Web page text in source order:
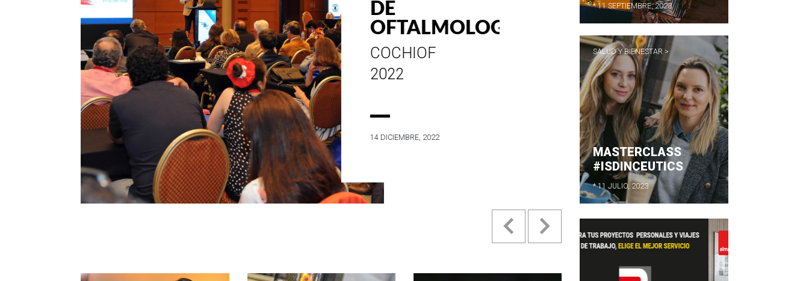
ESTILO E
HISTORIA
Previous Next
* 11 SEPTIEMBRE, 2023
SALUD Y BIENESTAR >
MASTERCLASS
#ISDINCEUTICS
* 11 JULIO, 2023